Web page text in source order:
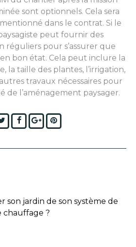
sont optionnels. Cela sera
dans le contrat. Si le
peut fournir des
réguliers pour s’assurer que
bon état. Cela peut inclure la
la taille des plantes, l’irrigation,
travaux nécessaires pour
de l’aménagement paysager.
TwitterFacebook
Google+Pinterest
son jardin de son système de
chauffage ?